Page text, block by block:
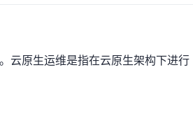
云原生运维是指在云原生架构下进行